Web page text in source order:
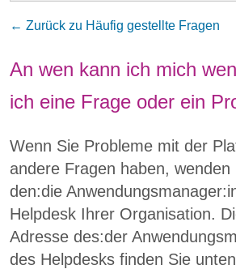
← Zurück zu Häufig gestellte Fragen
An wen kann ich mich
ich eine Frage oder ein
Wenn Sie Probleme mit der
andere Fragen haben,
den:die
Helpdesk Ihrer Organisation.
Adresse des:der
des Helpdesks finden Sie